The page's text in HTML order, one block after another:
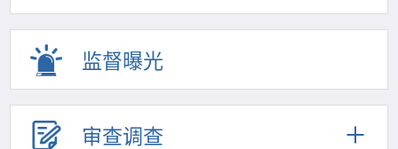
监督曝光
审查调查